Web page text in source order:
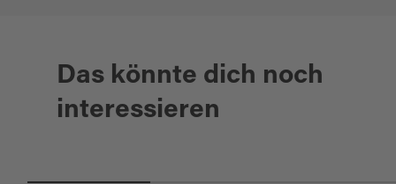
Das könnte dich noch
interessieren
idyllisch im Regental
APPARTEMENTHAUS